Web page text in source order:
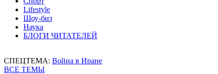
Lifestyle
Шоу-биз
Наука
БЛОГИ ЧИТАТЕЛЕЙ
СПЕЦТЕМА: Война в Иране
ВСЕ ТЕМЫ